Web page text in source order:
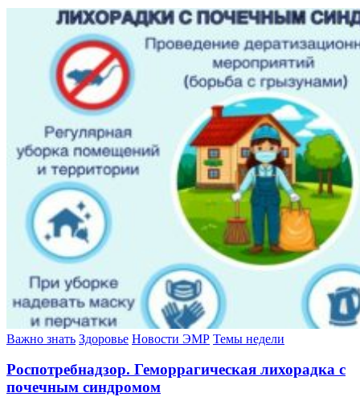
Важно знать Здоровье Новости ЭМР Темы недели
Роспотребнадзор. Геморрагическая лихорадка с
почечным синдромом